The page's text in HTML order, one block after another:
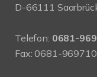
D-66111
Telefon: 0681-
Fax: 0681-